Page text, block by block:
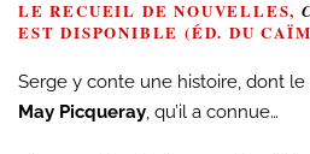
LE RECUEIL DE NOUVELLES,
EST DISPONIBLE (ÉD. DU
Serge y conte une histoire, dont
May Picqueray, qu’il a connue…